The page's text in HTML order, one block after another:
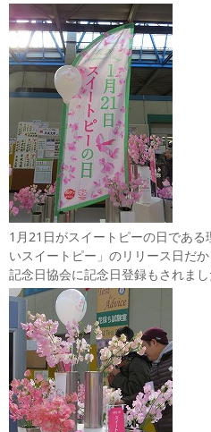
1月21日がスイートピーの日であ
いスイートピー」のリリース日だ
記念日協会に記念日登録もされまし